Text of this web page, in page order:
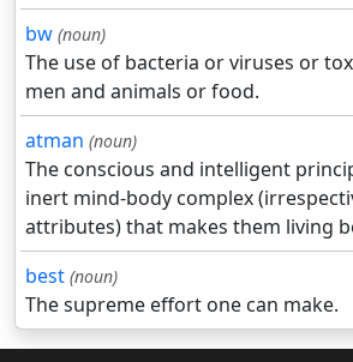
bw (noun)
The use of bacteria or viruses or
men and animals or food.
atman (noun)
The conscious and intelligent
inert mind-body complex
attributes) that makes them living
best (noun)
The supreme effort one can make.